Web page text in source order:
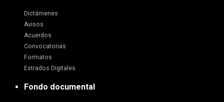
Dictámenes
Avisos
Acuerdos
Convocatorias
Formatos
Estrados Digitales
Fondo documental